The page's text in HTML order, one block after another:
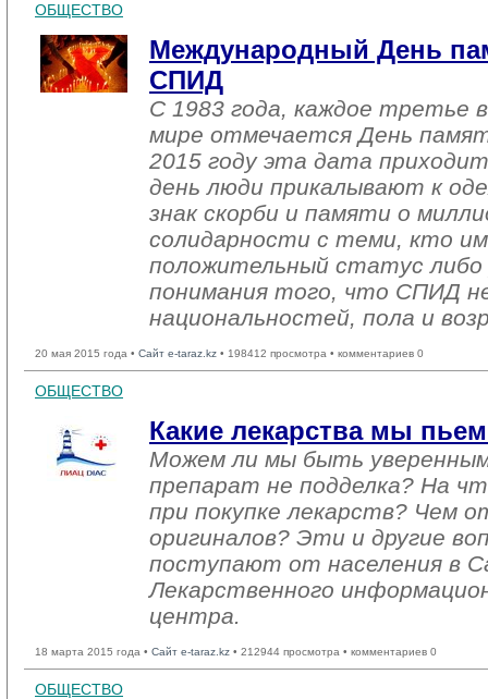
ОБЩЕСТВО
Международный День
СПИД
С 1983 года, каждое третье
мире отмечается День
2015 году эта дата
день люди прикалывают к
знак скорби и памяти о
солидарности с теми, кто
положительный статус либо
понимания того, что СПИД
национальностей, пола и
20 мая 2015 года • Сайт e-taraz.kz • 198412 просмотра • комментариев 0
ОБЩЕСТВО
Какие лекарства мы
Можем ли мы быть
препарат не подделка? На
при покупке лекарств? Чем
оригиналов? Эти и другие
поступают от населения в
Лекарственного
центра.
18 марта 2015 года • Сайт e-taraz.kz • 212944 просмотра • комментариев 0
ОБЩЕСТВО